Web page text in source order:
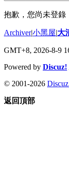
抱歉，您尚未登錄
Archiver|小黑屋|大
GMT+8, 2026-8-9
Powered by Discuz!
© 2001-2026
返回頂部